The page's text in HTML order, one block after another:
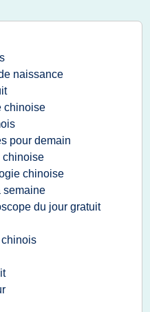
naissance
chinoise
pour demain
chinoise
chinoise
semaine
du jour gratuit